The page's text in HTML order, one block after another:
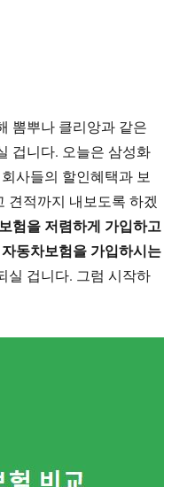
뽐뿌나 클리앙과 같은
겁니다. 오늘은 삼성화
사들의 할인혜택과 보
견적까지 내보도록 하겠
험을 저렴하게 가입하고
동차보험을 가입하시는
실 겁니다. 그럼 시작하